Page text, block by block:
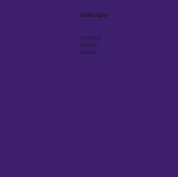
עקבו אחרינו
Facebook
Youtube
Linkedin